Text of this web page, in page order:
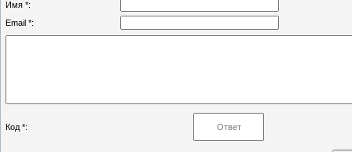
Имя *:
Email *:
Код *: